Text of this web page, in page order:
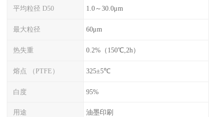
平均粒径 D50 1.0～30.0μm
最大粒径 60μm
热失重 0.2%（150℃,2h）
熔点 （PTFE） 325±5℃
白度 95%
用途 油墨印刷